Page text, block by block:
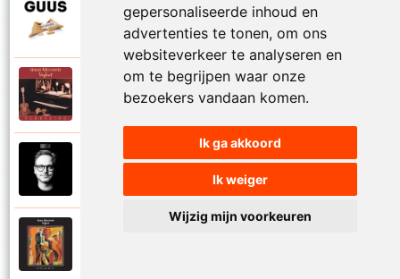
gepersonaliseerde inhoud en
advertenties te tonen, om ons
websiteverkeer te analyseren en
om te begrijpen waar onze
bezoekers vandaan komen.
Ik ga akkoord
Ik weiger
Wijzig mijn voorkeuren
Guus Meeuwis
Guus Meeuwis en Vagant
Samen apart
Guus Meeuwis